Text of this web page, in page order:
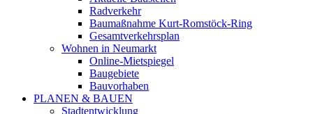
Radverkehr
Baumaßnahme Kurt-Romstöck-Ring
Gesamtverkehrsplan
Wohnen in Neumarkt
Online-Mietspiegel
Baugebiete
Bauvorhaben
PLANEN & BAUEN
Stadtentwicklung